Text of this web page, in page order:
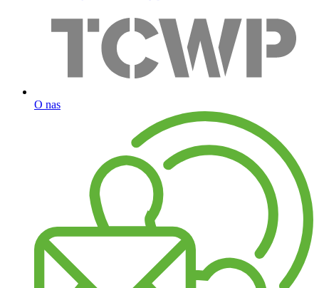
O nas